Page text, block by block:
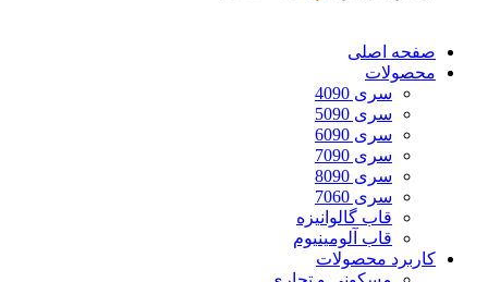
صفحه اصلی
محصولات
سری 4090
سری 5090
سری 6090
سری 7090
سری 8090
سری 7060
قاب گالوانیزه
قاب آلومینیوم
کاربرد محصولات